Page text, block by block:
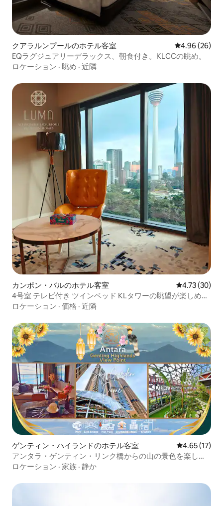
クアラルンプールのホテル客室 レビュー26
4.96 (26)
EQラグジュアリーデラックス、朝食付き。KLCCの眺め。
ロケーション · 眺め · 近隣
カンポン・バルのホテル客室 レビュー30
4.73 (30)
4号室 テレビ付き ツインベッド KLタワーの眺望が楽しめる
お部屋 スカイプール付き
ロケーション · 価格 · 近隣
ゲンティン・ハイランドのホテル客室 レビュー17
4.65 (17)
アンタラ・ゲンティン・リンク橋からの山の景色を楽しも
う
ロケーション · 家族 · 静か